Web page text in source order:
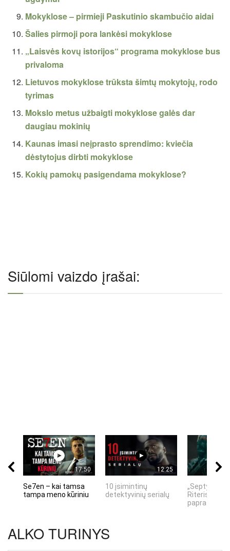
Mokyklose – pirmieji Paskutinio skambučio aidai
Šalies pirmoji pora lankėsi mokyklose
„Laisvės kovų istorijos“ programa mokyklose bus
privaloma
Lietuvos mokyklose trūksta šimtų mokytojų, rodo
tyrimas
Mokslo metus užbaigti mokyklose galės dar
daugiau mokinių
Kaunas imasi neįprasto sprendimo: kviečia
dėstytojus dirbti mokyklose
Kokių pamokų pasigendama mokyklose?
Siūlomi vaizdo įrašai:
17:50
Se7en – kai tamsa
tampa meno kūriniu
12:25
10 įsimintinų
detektyvinių serialų
„Septynių
Riteris" – kai
ALKO TURINYS